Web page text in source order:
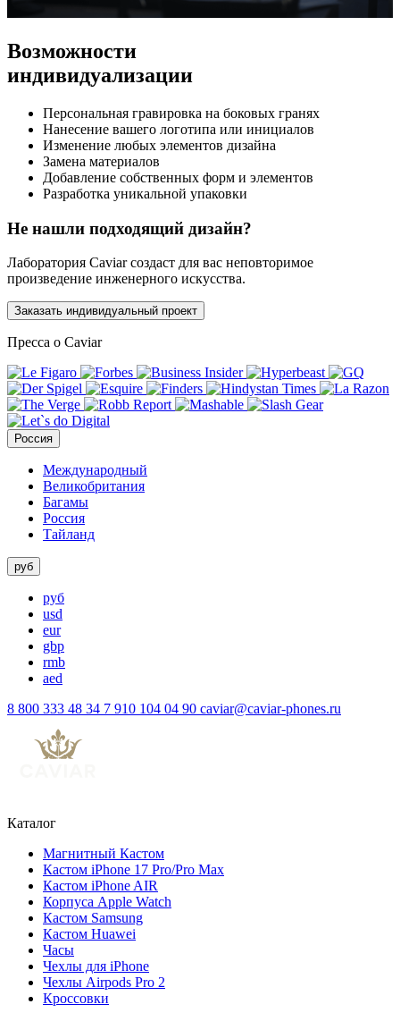
Возможности
индивидуализации
Персональная гравировка на боковых гранях
Нанесение вашего логотипа или инициалов
Изменение любых элементов дизайна
Замена материалов
Добавление собственных форм и элементов
Разработка уникальной упаковки
Не нашли подходящий дизайн?
Лаборатория Caviar создаст для вас неповторимое
произведение инженерного искусства.
Заказать индивидуальный проект
Пресса о Caviar
Россия
Международный
Великобритания
Багамы
Россия
Тайланд
руб
руб
usd
eur
gbp
rmb
aed
8 800 333 48 34 7 910 104 04 90 caviar@caviar-phones.ru
Каталог
Магнитный Кастом
Кастом iPhone 17 Pro/Pro Max
Кастом iPhone AIR
Корпуса Apple Watch
Кастом Samsung
Кастом Huawei
Часы
Чехлы для iPhone
Чехлы Airpods Pro 2
Кроссовки